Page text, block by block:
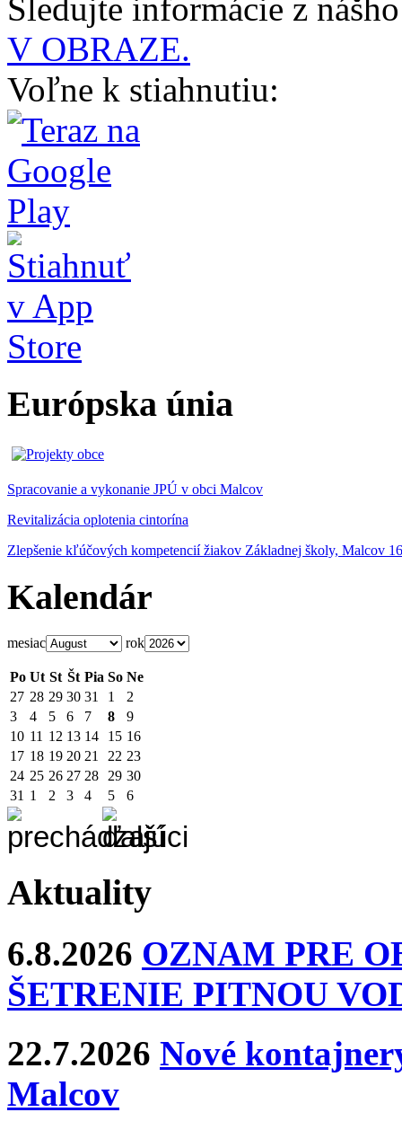
Sledujte informácie z
V OBRAZE.
Voľne k stiahnutiu:
Európska únia
Spracovanie a vykonanie JPÚ v obci Malcov
Revitalizácia oplotenia cintorína
Zlepšenie kľúčových kompetencií žiakov Základnej školy, Malcov 16
Kalendár
mesiac rok
Po Ut St Št Pia So Ne
27 28 29 30 31 1
2
3
4 5 6 7 8
9
10 11 12 13 14 15 16
17 18 19 20 21 22 23
24 25 26 27 28 29 30
31 1 2 3 4 5 6
Aktuality
6.8.2026 OZNAM PRE
ŠETRENIE PITNOU
22.7.2026 Nové
Malcov